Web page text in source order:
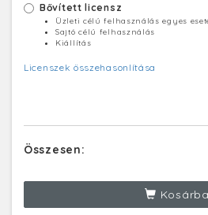
Bővített licensz
Üzleti célú felhasználás egyes
Sajtó célú felhasználás
Kiállítás
Licenszek összehasonlítása
Összesen:
Kosárba